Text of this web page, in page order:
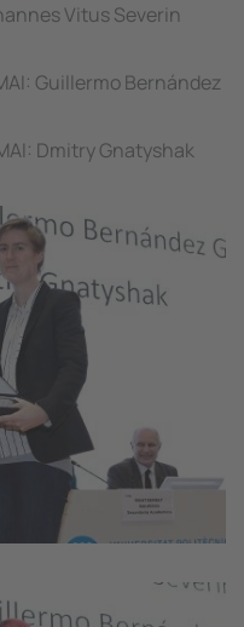
Vitus Severin
Guillermo Bernández
Dmitry Gnatyshak